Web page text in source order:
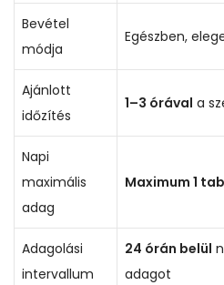
Bevétel
módja
Egészben,
Ajánlott
időzítés
1–3 órával a
Napi
maximális
adag
Maximum 1
Adagolási
intervallum
24 órán belül
adagot